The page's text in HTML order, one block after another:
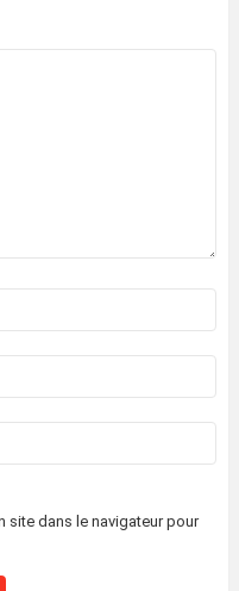
site dans le navigateur pour